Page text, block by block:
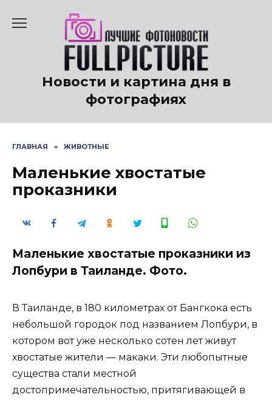
содержанию
Новости и картина дня в
фотографиях
ГЛАВНАЯ » ЖИВОТНЫЕ
Маленькие хвостатые
проказники
Маленькие хвостатые проказники из
Лопбури в Таиланде. Фото.
В Таиланде, в 180 километрах от Бангкока есть
небольшой городок под названием Лопбури, в
котором вот уже несколько сотен лет живут
хвостатые жители — макаки. Эти любопытные
существа стали местной
достопримечательностью, притягивающей в